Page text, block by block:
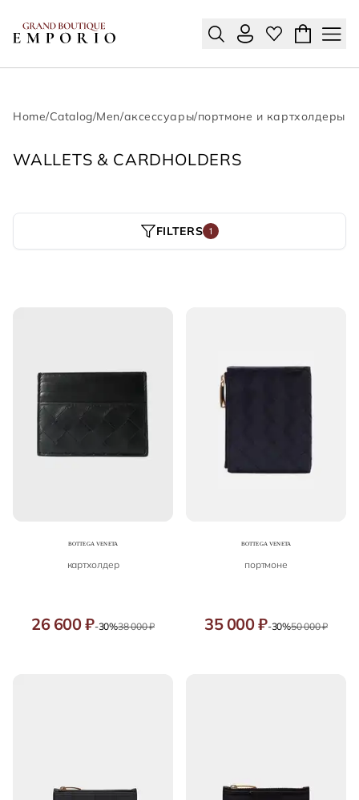
Home/Catalog/Men/аксессуары/портмоне и картхолдеры
WALLETS & CARDHOLDERS
FILTERS 1
картхолдер
26 600 ₽-30%38 000 ₽
портмоне
35 000 ₽-30%50 000 ₽